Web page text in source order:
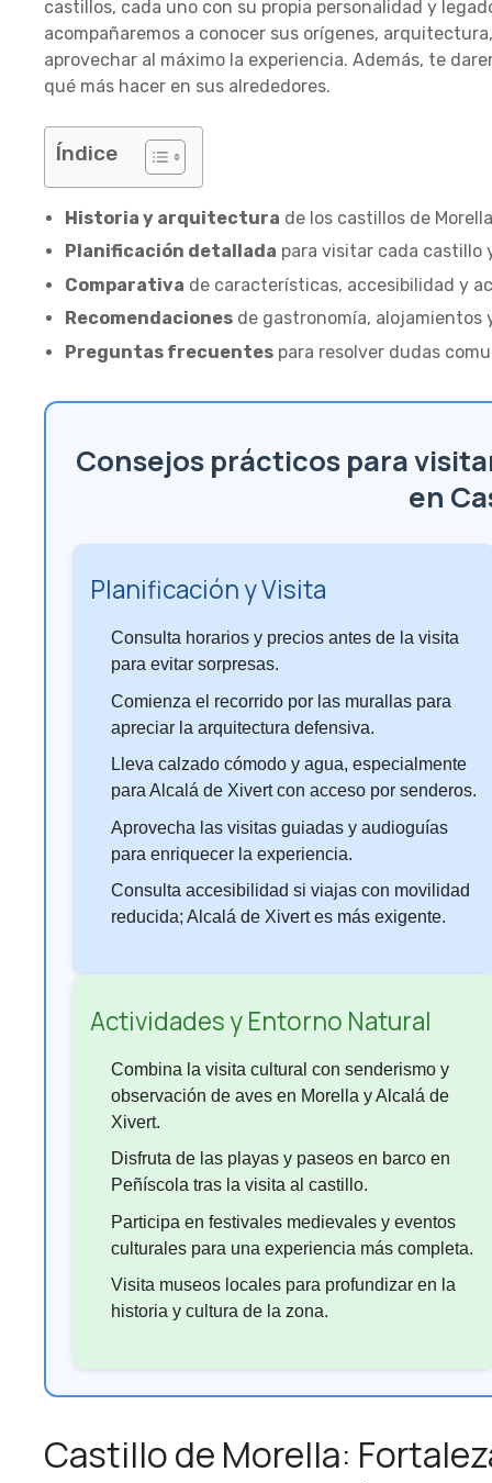
castillos, cada uno con su propia personalidad y
acompañaremos a conocer sus orígenes,
aprovechar al máximo la experiencia. Además, te
qué más hacer en sus alrededores.
Índice
Historia y arquitectura de los castillos de
Planificación detallada para visitar cada
Comparativa de características, accesibilidad y
Recomendaciones de gastronomía,
Preguntas frecuentes para resolver dudas
Consejos prácticos para
en
Planificación y Visita
Consulta horarios y precios antes de la visita
para evitar sorpresas.
Comienza el recorrido por las murallas para
apreciar la arquitectura defensiva.
Lleva calzado cómodo y agua, especialmente
para Alcalá de Xivert con acceso por senderos.
Aprovecha las visitas guiadas y audioguías
para enriquecer la experiencia.
Consulta accesibilidad si viajas con movilidad
reducida; Alcalá de Xivert es más exigente.
Actividades y Entorno Natural
Combina la visita cultural con senderismo y
observación de aves en Morella y Alcalá de
Xivert.
Disfruta de las playas y paseos en barco en
Peñíscola tras la visita al castillo.
Participa en festivales medievales y eventos
culturales para una experiencia más completa.
Visita museos locales para profundizar en la
historia y cultura de la zona.
Castillo de Morella: